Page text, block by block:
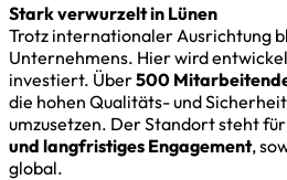
Stark verwurzelt in Lünen
Trotz internationaler Ausrichtung
Unternehmens. Hier wird
investiert. Über500
die hohen Qualitäts- und
umzusetzen. Der Standort steht für
und langfristiges Engagement,
global.